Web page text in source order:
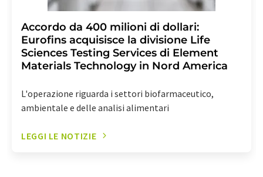
Accordo da 400 milioni di dollari:
Eurofins acquisisce la divisione Life
Sciences Testing Services di Element
Materials Technology in Nord America
L'operazione riguarda i settori biofarmaceutico,
ambientale e delle analisi alimentari
LEGGI LE NOTIZIE